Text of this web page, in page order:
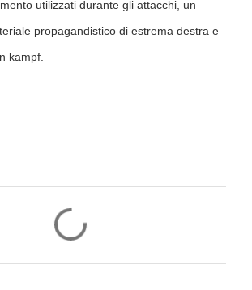
utilizzati durante gli attacchi, un
propagandistico di estrema destra e
kampf.